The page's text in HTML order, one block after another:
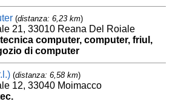
(distanza: 6,23 km)
21, 33010 Reana Del Roiale
computer, computer, friul,
di computer
(distanza: 6,58 km)
12, 33040 Moimacco